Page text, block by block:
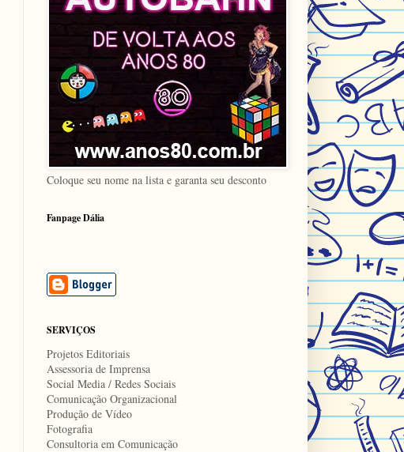
Coloque seu nome na lista e garanta seu desconto
Fanpage Dália
SERVIÇOS
Projetos Editoriais
Assessoria de Imprensa
Social Media / Redes Sociais
Comunicação Organizacional
Produção de Vídeo
Fotografia
Consultoria em Comunicação